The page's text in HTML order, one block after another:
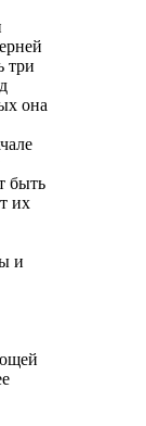
три
она
быть
их
и